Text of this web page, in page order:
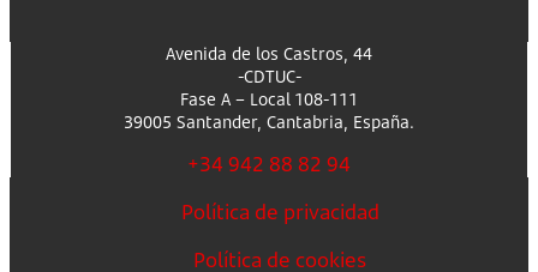
Avenida de los Castros, 44
-CDTUC-
Fase A – Local 108-111
39005 Santander, Cantabria, España.
+34 942 88 82 94
Política de privacidad
Política de cookies